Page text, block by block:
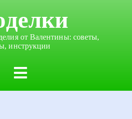
от Валентины: советы,
инструкции